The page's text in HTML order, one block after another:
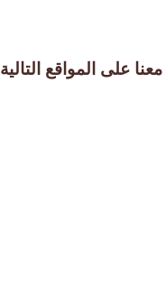
على المواقع التالية